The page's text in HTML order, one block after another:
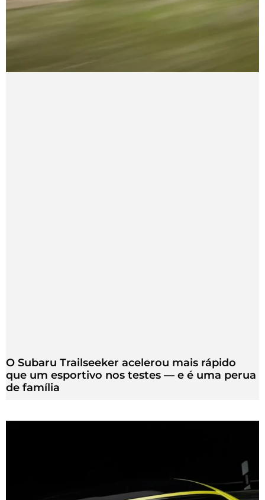
O Subaru Trailseeker acelerou mais rápido
que um esportivo nos testes — e é uma perua
de família